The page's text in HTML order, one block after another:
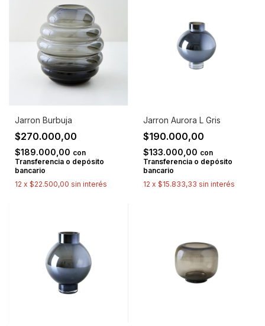
Jarron Burbuja
$270.000,00
$189.000,00 con
Transferencia o depósito
bancario
12 x $22.500,00 sin interés
Jarron Aurora L Gris
$190.000,00
$133.000,00 con
Transferencia o depósito
bancario
12 x $15.833,33 sin interés